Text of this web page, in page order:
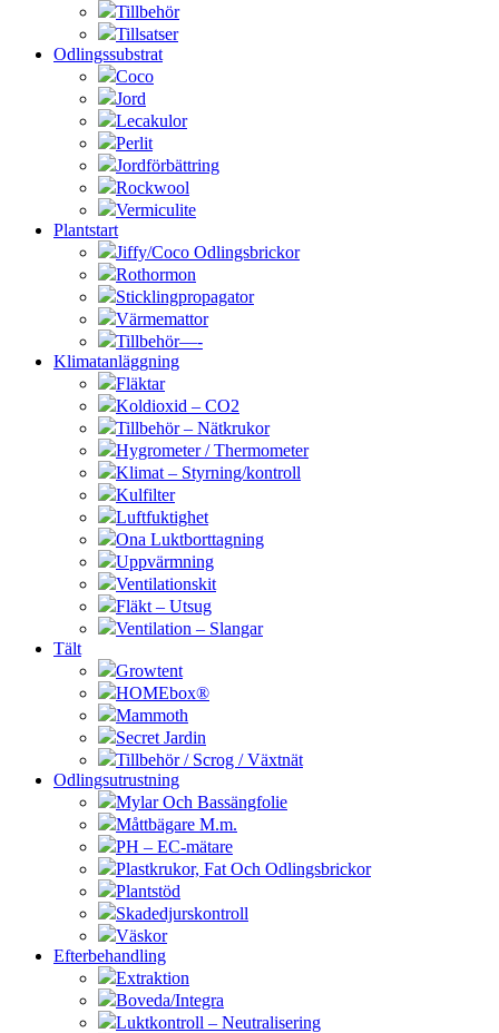
Tillbehör
Tillsatser
Odlingssubstrat
Coco
Jord
Lecakulor
Perlit
Jordförbättring
Rockwool
Vermiculite
Plantstart
Jiffy/Coco Odlingsbrickor
Rothormon
Sticklingpropagator
Värmemattor
Tillbehör—-
Klimatanläggning
Fläktar
Koldioxid – CO2
Tillbehör – Nätkrukor
Hygrometer / Thermometer
Klimat – Styrning/kontroll
Kulfilter
Luftfuktighet
Ona Luktborttagning
Uppvärmning
Ventilationskit
Fläkt – Utsug
Ventilation – Slangar
Tält
Growtent
HOMEbox®
Mammoth
Secret Jardin
Tillbehör / Scrog / Växtnät
Odlingsutrustning
Mylar Och Bassängfolie
Måttbägare M.m.
PH – EC-mätare
Plastkrukor, Fat Och Odlingsbrickor
Plantstöd
Skadedjurskontroll
Väskor
Efterbehandling
Extraktion
Boveda/Integra
Luktkontroll – Neutralisering